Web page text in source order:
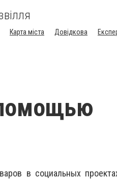
Карта міста Довідкова
в социальных